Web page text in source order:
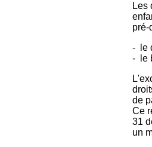
Les
pré-
- le
- le
de
Ce
31
un